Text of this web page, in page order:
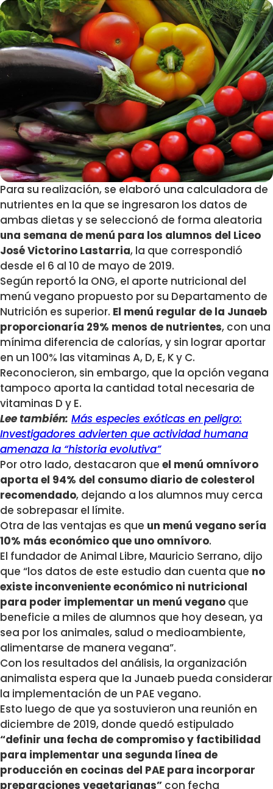
Para su realización, se elaboró una calculadora de
nutrientes en la que se ingresaron los datos de
ambas dietas y se seleccionó de forma aleatoria
una semana de menú para los alumnos del Liceo
José Victorino Lastarria, la que correspondió
desde el 6 al 10 de mayo de 2019.
Según reportó la ONG, el aporte nutricional del
menú vegano propuesto por su Departamento de
Nutrición es superior. El menú regular de la Junaeb
proporcionaría 29% menos de nutrientes, con una
mínima diferencia de calorías, y sin lograr aportar
en un 100% las vitaminas A, D, E, K y C.
Reconocieron, sin embargo, que la opción vegana
tampoco aporta la cantidad total necesaria de
vitaminas D y E.
Lee también: Más especies exóticas en peligro:
Investigadores advierten que actividad humana
amenaza la “historia evolutiva”
Por otro lado, destacaron que el menú omnívoro
aporta el 94% del consumo diario de colesterol
recomendado, dejando a los alumnos muy cerca
de sobrepasar el límite.
Otra de las ventajas es que un menú vegano sería
10% más económico que uno omnívoro.
El fundador de Animal Libre, Mauricio Serrano, dijo
que “los datos de este estudio dan cuenta que no
existe inconveniente económico ni nutricional
para poder implementar un menú vegano que
beneficie a miles de alumnos que hoy desean, ya
sea por los animales, salud o medioambiente,
alimentarse de manera vegana”.
Con los resultados del análisis, la organización
animalista espera que la Junaeb pueda considerar
la implementación de un PAE vegano.
Esto luego de que ya sostuvieron una reunión en
diciembre de 2019, donde quedó estipulado
“definir una fecha de compromiso y factibilidad
para implementar una segunda línea de
producción en cocinas del PAE para incorporar
preparaciones vegetarianas” con fecha